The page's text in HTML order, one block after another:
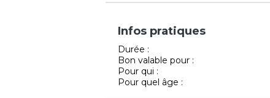
Infos pratiques
Durée :
Bon valable pour :
Pour qui :
Pour quel âge :